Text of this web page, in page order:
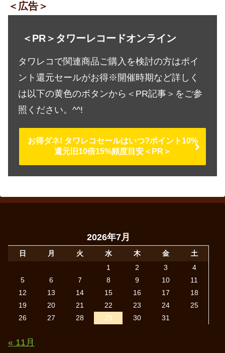
＜広告＞
＜PR＞タワーレコードオンライン
タワレコで関連商品ご購入を検討の方はポイ
ント還元セールがお得※開催時期など詳しく
は以下の黄色のボタンから＜PR記事＞をご参
照ください。^^!
お得ダネ! タワレコセールはいつ?ポイント10%
還元旧10倍15%頻度目安＜PR＞
2026年7月
日 月 火 水 木 金
土
1
2 3
4
5
6 7 8 9 10
11
12
13 14 15 16 17
18
19
20 21 22 23 24
25
26
27 28 29 30 31
« 11月